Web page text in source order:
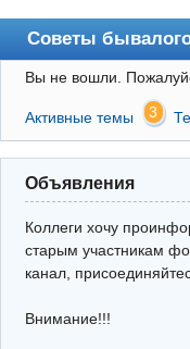
Советы
Форум
Правила
Поиск
Регистрация
Архив
Почта
Вы не вошли.
Активные темы 3
Объявления
Коллеги хочу
старым участникам
канал,
Внимание!!!